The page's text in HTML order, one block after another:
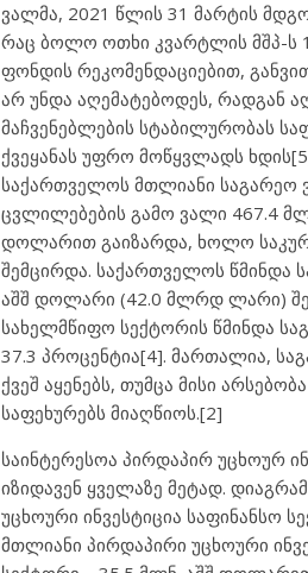
ვალმა, 2021 წლის 31 მარტის
რაც ბოლო ოთხი კვარტლის მშპ-ს
ფონდის რეკომენდაციებით,
არ უნდა აღემატებოდეს, რადგან
მაჩვენებლების სტაბილურობას
ქვეყანას უფრო მოწყვლადს
საქართველოს მთლიანი საგარეო
ცვლილებების გამო ვალი 467.4
დოლარით გაიზარდა, ხოლო
შემცირდა. საქართველოს წმინდა
აშშ დოლარი (42.0 მლრდ ლარი)
სახელმწიფო სექტორის წმინდა
37.3 პროცენტია[4]. მართალია,
ქვეშ აყენებს, თუმცა მისი
საფეხურებს მიაღწიოს.[2]
საინტერესოა პირდაპირ უცხოურ
იზიდავენ ყველაზე მეტად.
უცხოური ინვესტიცია საფინანსო
მთლიანი პირდაპირი უცხოური